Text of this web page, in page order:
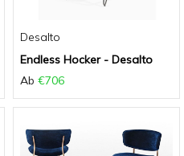
Desalto
Endless Hocker - Desalto
Ab €706